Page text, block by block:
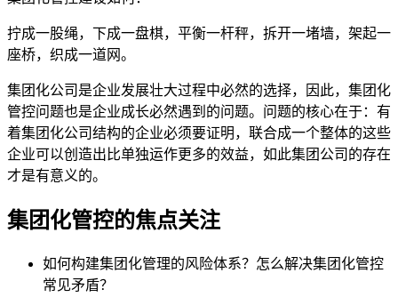
拧成一股绳，下成一盘棋，平衡一杆秤，拆开一堵墙，架起一
座桥，织成一道网。
集团化公司是企业发展壮大过程中必然的选择，因此，集团化
管控问题也是企业成长必然遇到的问题。问题的核心在于：有
着集团化公司结构的企业必须要证明，联合成一个整体的这些
企业可以创造出比单独运作更多的效益，如此集团公司的存在
才是有意义的。
集团化管控的焦点关注
如何构建集团化管理的风险体系？怎么解决集团化管控
常见矛盾？